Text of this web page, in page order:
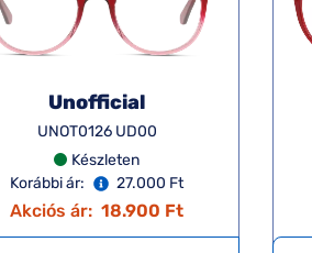
Unofficial
UNOT0126 UD00
Készleten
Korábbi ár:
27.000 Ft
Akciós ár: 18.900 Ft